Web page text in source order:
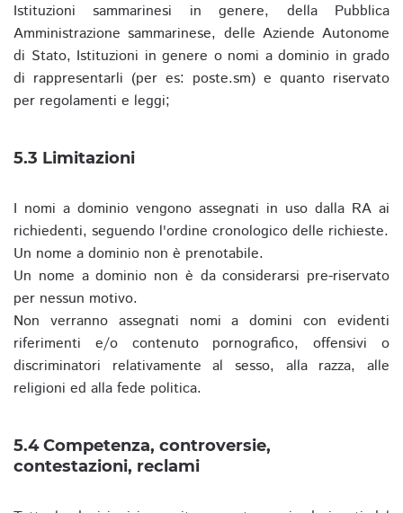
Istituzioni sammarinesi in genere, della Pubblica
Amministrazione sammarinese, delle Aziende Autonome
di Stato, Istituzioni in genere o nomi a dominio in grado
di rappresentarli (per es: poste.sm) e quanto riservato
per regolamenti e leggi;
5.3 Limitazioni
I nomi a dominio vengono assegnati in uso dalla RA ai
richiedenti, seguendo l'ordine cronologico delle richieste.
Un nome a dominio non è prenotabile.
Un nome a dominio non è da considerarsi pre-riservato
per nessun motivo.
Non verranno assegnati nomi a domini con evidenti
riferimenti e/o contenuto pornografico, offensivi o
discriminatori relativamente al sesso, alla razza, alle
religioni ed alla fede politica.
5.4 Competenza, controversie,
contestazioni, reclami